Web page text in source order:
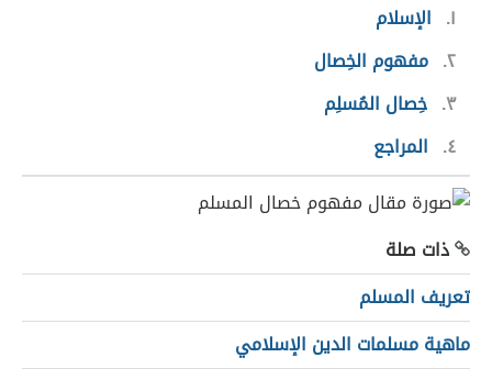
١
الإسلام
٢ مفهوم الخِصال
٣ خِصال المُسلِم
٤
المراجع
ذات صلة
تعريف المسلم
ماهية مسلمات الدين الإسلامي